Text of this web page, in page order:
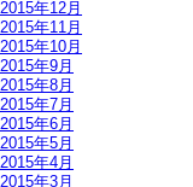
2015年12月
2015年11月
2015年10月
2015年9月
2015年8月
2015年7月
2015年6月
2015年5月
2015年4月
2015年3月